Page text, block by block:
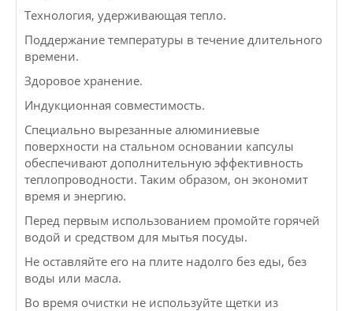
Технология, удерживающая тепло.
Поддержание температуры в течение длительного
времени.
Здоровое хранение.
Индукционная совместимость.
Специально вырезанные алюминиевые
поверхности на стальном основании капсулы
обеспечивают дополнительную эффективность
теплопроводности. Таким образом, он экономит
время и энергию.
Перед первым использованием промойте горячей
водой и средством для мытья посуды.
Не оставляйте его на плите надолго без еды, без
воды или масла.
Во время очистки не используйте щетки из